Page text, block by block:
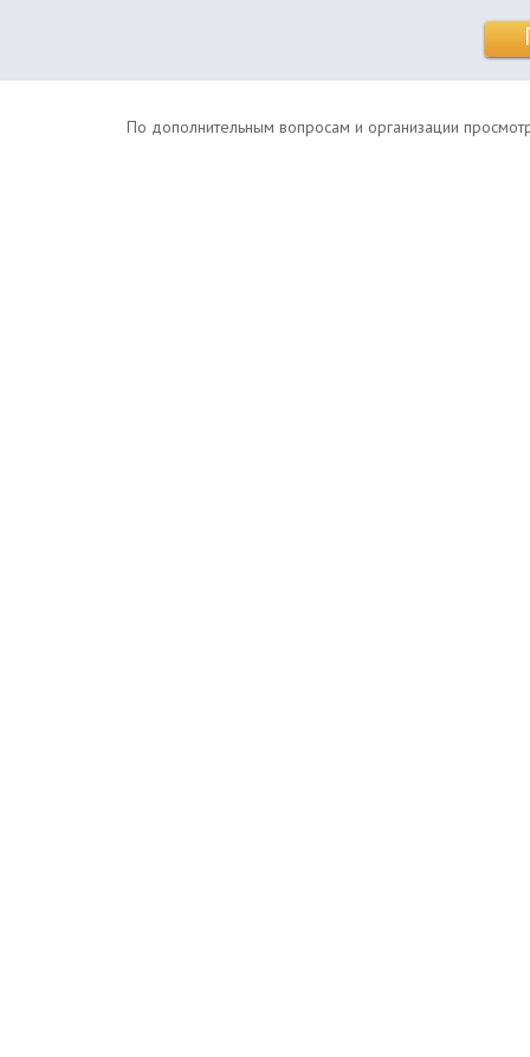
По дополнительным вопросам и организации